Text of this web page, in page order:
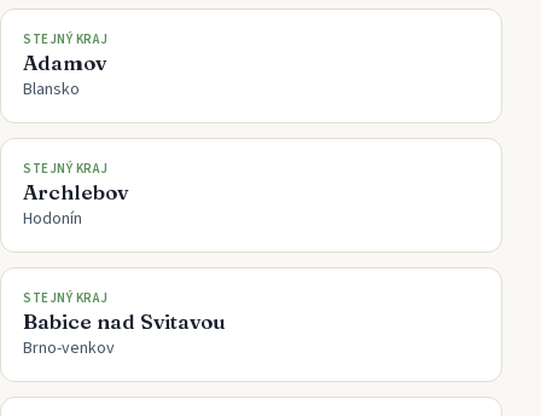
STEJNÝ KRAJ
Adamov
Blansko
STEJNÝ KRAJ
Archlebov
Hodonín
STEJNÝ KRAJ
Babice nad Svitavou
Brno-venkov